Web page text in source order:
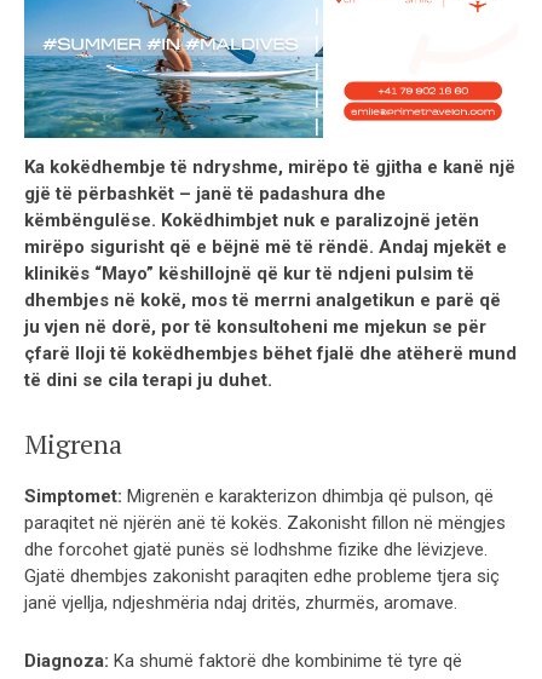
Ka kokëdhembje të ndryshme, mirëpo të gjitha e kanë një
gjë të përbashkët – janë të padashura dhe
këmbëngulëse. Kokëdhimbjet nuk e paralizojnë jetën
mirëpo sigurisht që e bëjnë më të rëndë. Andaj mjekët e
klinikës “Mayo” këshillojnë që kur të ndjeni pulsim të
dhembjes në kokë, mos të merrni analgetikun e parë që
ju vjen në dorë, por të konsultoheni me mjekun se për
çfarë lloji të kokëdhembjes bëhet fjalë dhe atëherë mund
të dini se cila terapi ju duhet.
Migrena
Simptomet: Migrenën e karakterizon dhimbja që pulson, që
paraqitet në njërën anë të kokës. Zakonisht fillon në mëngjes
dhe forcohet gjatë punës së lodhshme fizike dhe lëvizjeve.
Gjatë dhembjes zakonisht paraqiten edhe probleme tjera siç
janë vjellja, ndjeshmëria ndaj dritës, zhurmës, aromave.
Diagnoza: Ka shumë faktorë dhe kombinime të tyre që